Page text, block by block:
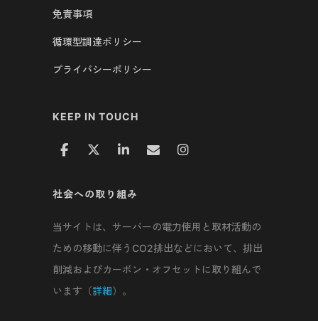
免責事項
循環型調達ポリシー
プライバシーポリシー
KEEP IN TOUCH
社会への取り組み
当サイトは、サーバーの電力使用と取材活動の
ための移動に伴うCO2排出などにおいて、排出
削減およびカーボン・オフセットに取り組んで
います（詳細）。